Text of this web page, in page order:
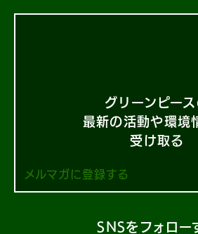
グリーンピー
最新の活動や環境
受け取る
メルマガに登録する
SNSをフォロー